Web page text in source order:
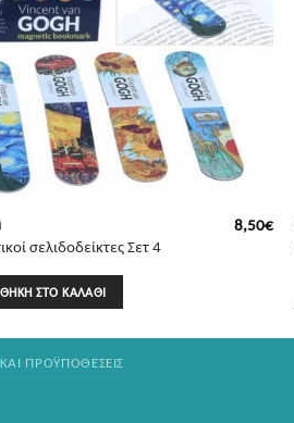
σελιδοδείκτες Σετ 4
8,50€
ΣΤΟ ΚΑΛΆΘΙ
ΠΡΟΫΠΟΘΈΣΕΙΣ